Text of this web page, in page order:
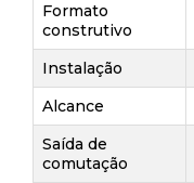
Formato
construtivo
Instalação
Alcance
Saída de
comutação